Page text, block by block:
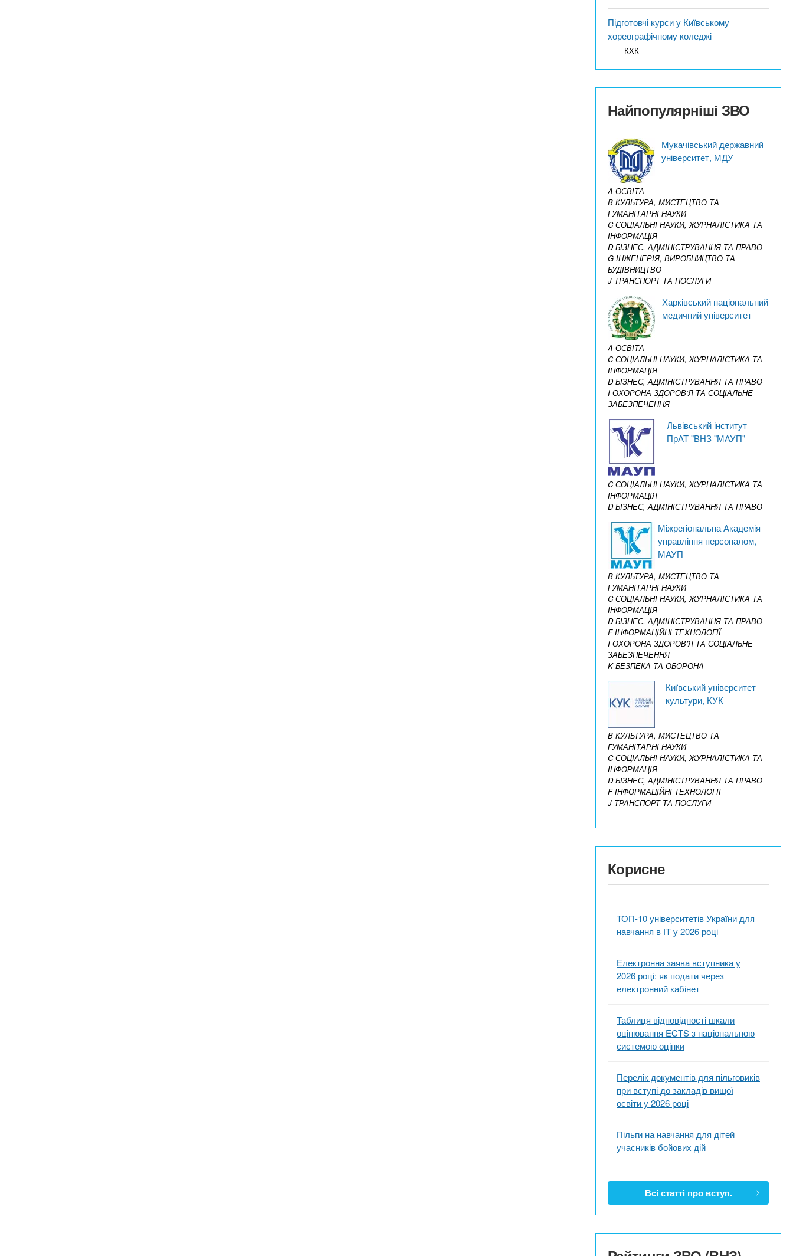
Підготовчі курси у Київському
хореографічному коледжі
КХК
Найпопулярніші ЗВО
Мукачівський державний
університет, МДУ
A ОСВІТА
B КУЛЬТУРА, МИСТЕЦТВО ТА
ГУМАНІТАРНІ НАУКИ
C СОЦІАЛЬНІ НАУКИ, ЖУРНАЛІСТИКА ТА
ІНФОРМАЦІЯ
D БІЗНЕС, АДМІНІСТРУВАННЯ ТА ПРАВО
G ІНЖЕНЕРІЯ, ВИРОБНИЦТВО ТА
БУДІВНИЦТВО
J ТРАНСПОРТ ТА ПОСЛУГИ
Харківський національний
медичний університет
A ОСВІТА
C СОЦІАЛЬНІ НАУКИ, ЖУРНАЛІСТИКА ТА
ІНФОРМАЦІЯ
D БІЗНЕС, АДМІНІСТРУВАННЯ ТА ПРАВО
I ОХОРОНА ЗДОРОВ’Я ТА СОЦІАЛЬНЕ
ЗАБЕЗПЕЧЕННЯ
Львівський інститут
ПрАТ "ВНЗ "МАУП"
C СОЦІАЛЬНІ НАУКИ, ЖУРНАЛІСТИКА ТА
ІНФОРМАЦІЯ
D БІЗНЕС, АДМІНІСТРУВАННЯ ТА ПРАВО
Міжрегіональна Академія
управління персоналом,
МАУП
B КУЛЬТУРА, МИСТЕЦТВО ТА
ГУМАНІТАРНІ НАУКИ
C СОЦІАЛЬНІ НАУКИ, ЖУРНАЛІСТИКА ТА
ІНФОРМАЦІЯ
D БІЗНЕС, АДМІНІСТРУВАННЯ ТА ПРАВО
F ІНФОРМАЦІЙНІ ТЕХНОЛОГІЇ
I ОХОРОНА ЗДОРОВ’Я ТА СОЦІАЛЬНЕ
ЗАБЕЗПЕЧЕННЯ
K БЕЗПЕКА ТА ОБОРОНА
Київський університет
культури, КУК
B КУЛЬТУРА, МИСТЕЦТВО ТА
ГУМАНІТАРНІ НАУКИ
C СОЦІАЛЬНІ НАУКИ, ЖУРНАЛІСТИКА ТА
ІНФОРМАЦІЯ
D БІЗНЕС, АДМІНІСТРУВАННЯ ТА ПРАВО
F ІНФОРМАЦІЙНІ ТЕХНОЛОГІЇ
J ТРАНСПОРТ ТА ПОСЛУГИ
Корисне
ТОП-10 університетів України для
навчання в ІТ у 2026 році
Електронна заява вступника у
2026 році: як подати через
електронний кабінет
Таблиця відповідності шкали
оцінювання ECTS з національною
системою оцінки
Перелік документів для пільговиків
при вступі до закладів вищої
освіти у 2026 році
Пільги на навчання для дітей
учасників бойових дій
Всі статті про вступ.